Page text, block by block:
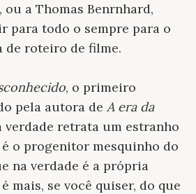
ou a Thomas Benrnhard,
para todo o sempre para o
de roteiro de filme.
, o primeiro
pela autora de A era da
verdade retrata um estranho
o progenitor mesquinho do
na verdade é a própria
mais, se você quiser, do que